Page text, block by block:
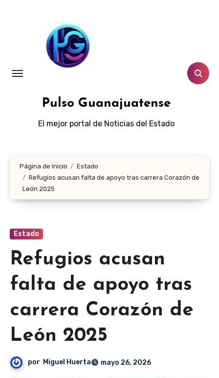
Pulso Guanajuatense
El mejor portal de Noticias del Estado
Página de inicio
Estado
Refugios acusan falta de apoyo tras carrera Corazón de
León 2025
Estado
Refugios acusan
falta de apoyo tras
carrera Corazón de
León 2025
por Miguel Huerta mayo 26, 2026